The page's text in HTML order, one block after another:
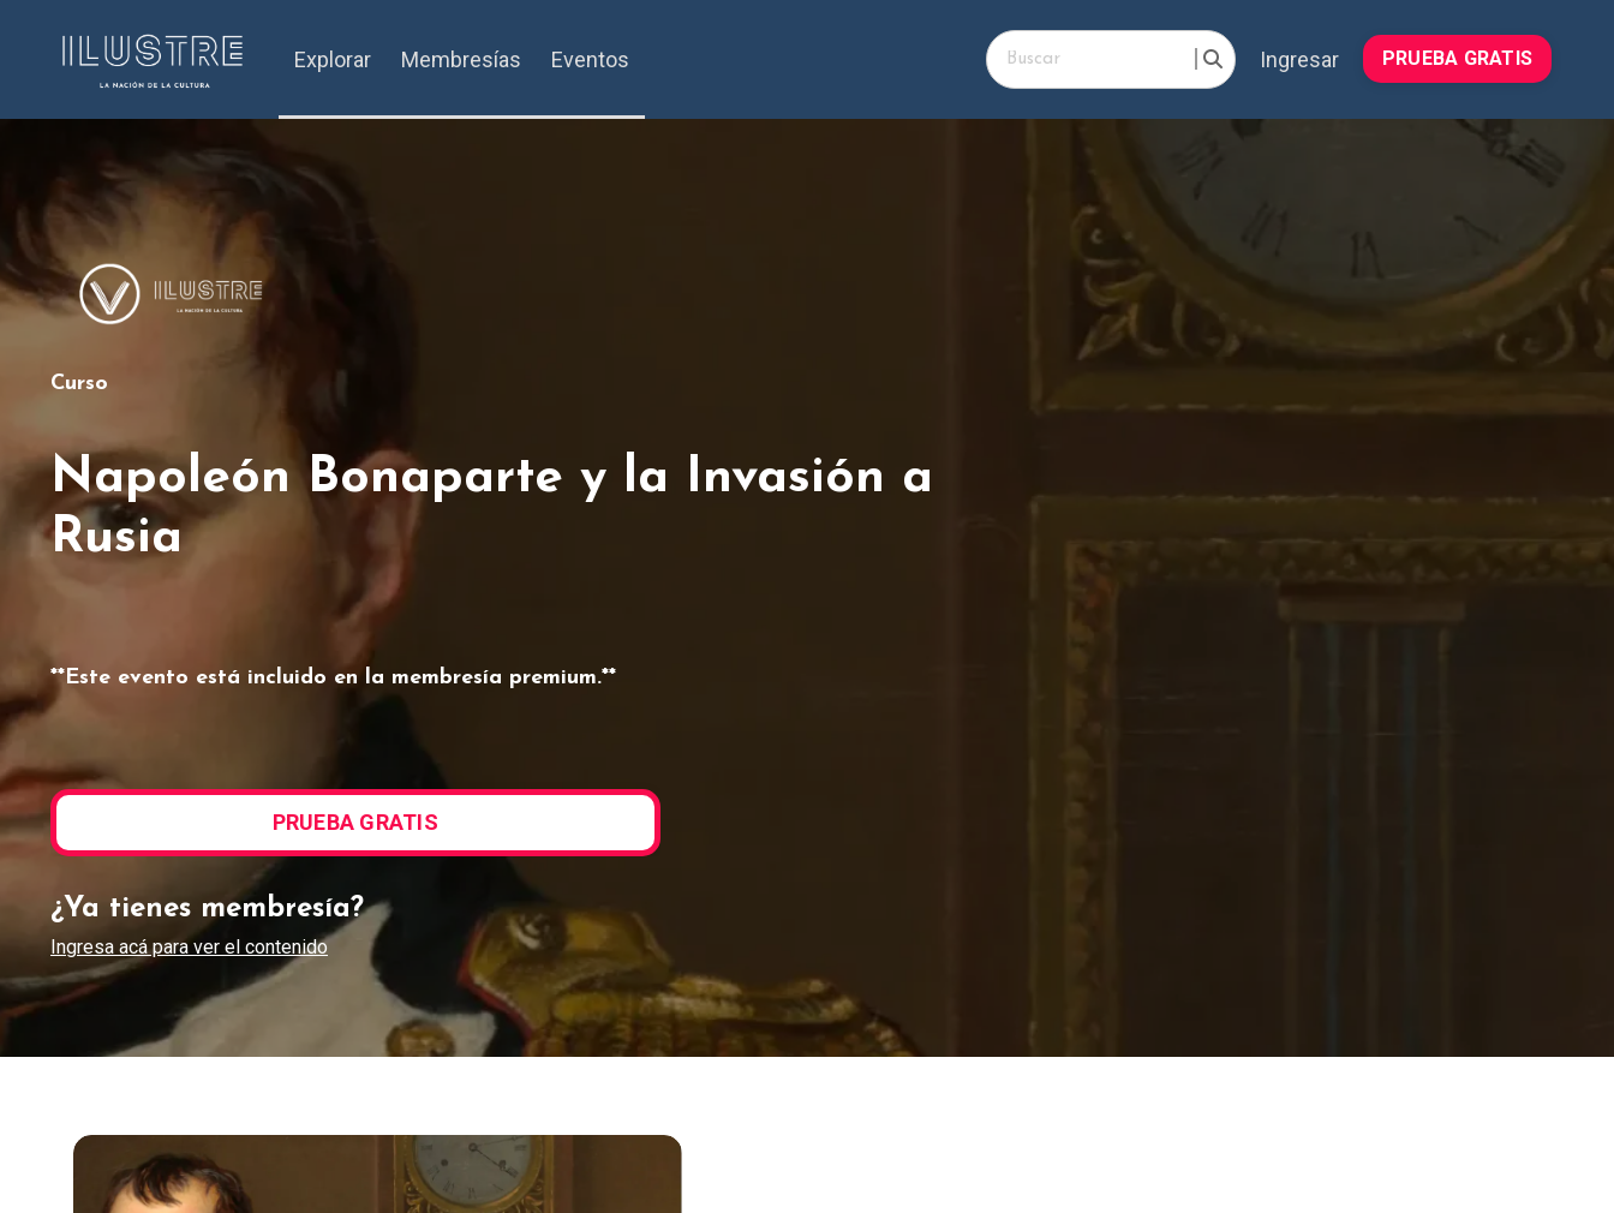
Explorar Membresías Eventos Ingresar PRUEBA GRATIS
Curso
Napoleón Bonaparte y la Invasión a
Rusia
**Este evento está incluido en la membresía premium.**
PRUEBA GRATIS
¿Ya tienes membresía?
Ingresa acá para ver el contenido